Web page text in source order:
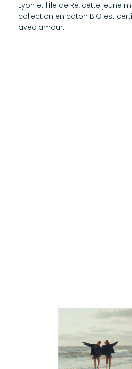
Lyon et l'Île de Ré, cette jeune
collection en coton BIO est
avec amour.